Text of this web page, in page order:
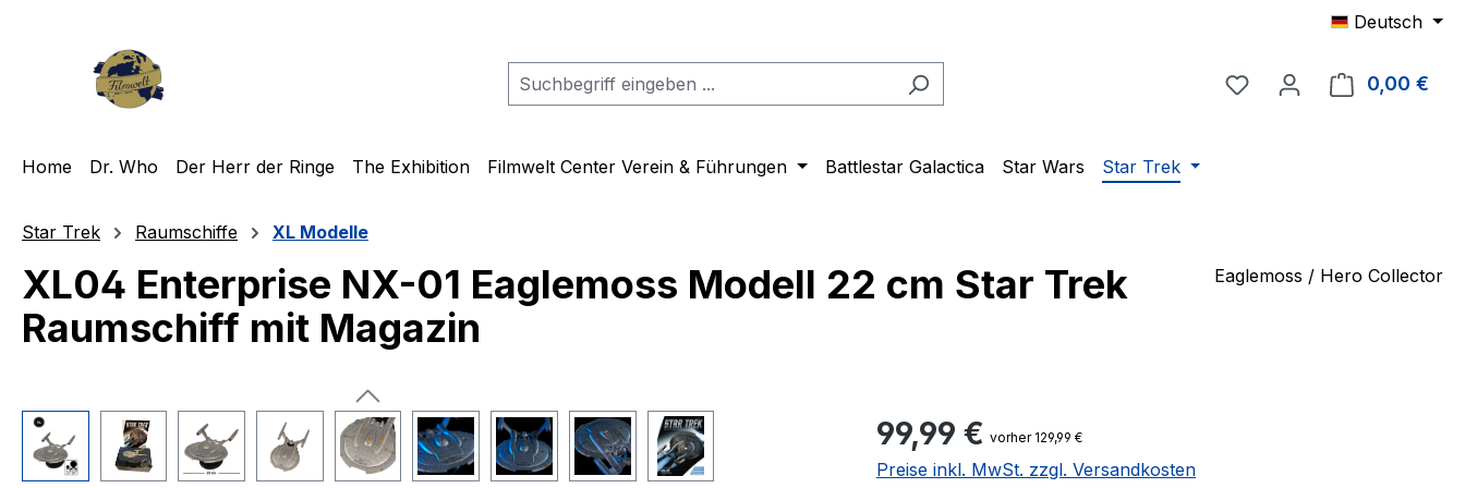
Deutsch
Du hast 0 Produkte auf
0,00 €
Home Dr. Who Der Herr der Ringe The Exhibition Filmwelt Center Verein & Führungen Battlestar Galactica Star Wars Star Trek
Star Trek Raumschiffe XL Modelle
XL04 Enterprise NX-01 Eaglemoss Modell 22 cm Star Trek
Raumschiff mit Magazin
Eaglemoss / Hero Collector
Regulärer Preis:
99,99 € vorher 129,99 €
Preise inkl. MwSt. zzgl. Versandkosten